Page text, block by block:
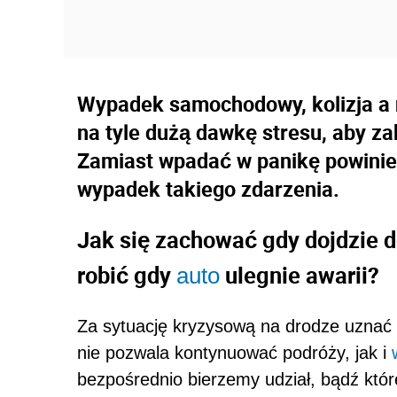
Wypadek samochodowy, kolizja
na tyle dużą dawkę stresu, aby
Zamiast wpadać w panikę
wypadek takiego zdarzenia.
Jak się zachować gdy dojdzie
robić gdy auto ulegnie awarii?
Za sytuację kryzysową na drodze
nie pozwala kontynuować podróży, jak i
bezpośrednio bierzemy udział, bądź